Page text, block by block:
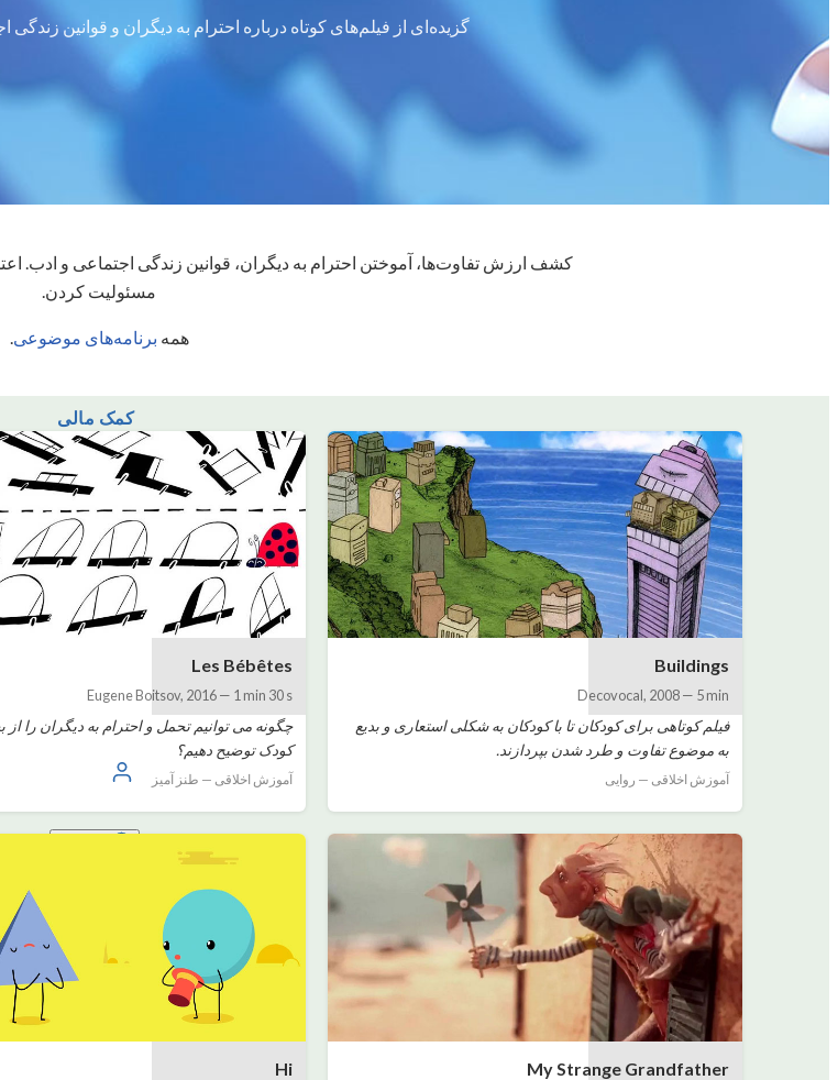
کمک مالی
گزیده‌ای از فیلم‌های کوتاه درباره احترام به دیگران و قوانین
کشف ارزش تفاوت‌ها، آموختن احترام به دیگران، قوانین زندگی اجتماعی و ادب.
مسئولیت کردن.
همه برنامه‌های موضوعی.
Buildings
Decovocal, 2008— 5 min
فیلم کوتاهی برای کودکان تا با کودکان به شکلی استعاری و بدیع
به موضوع تفاوت و طرد شدن بپردازند.
آموزش اخلاقی — روایی
Les Bébêtes
Eugene Boitsov, 2016— 1 min 30 s
چگونه می توانیم تحمل و احترام به دیگران را
کودک توضیح دهیم؟
آموزش اخلاقی — طنز آمیز
My Strange Grandfather
Hi